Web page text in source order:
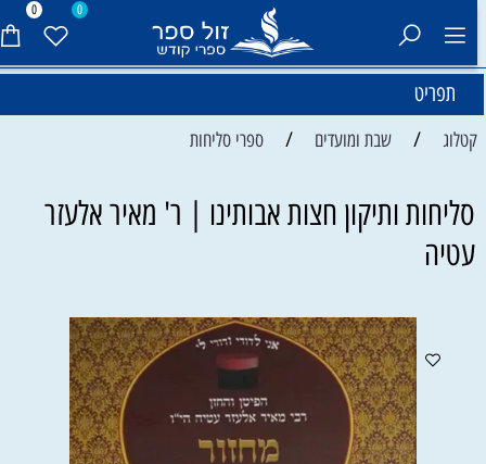
0 0
תפריט
קטלוג / שבת ומועדים / ספרי סליחות
סליחות ותיקון חצות אבותינו | ר' מאיר אלעזר
עטיה